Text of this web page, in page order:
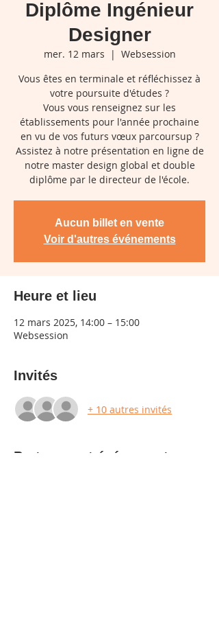
Diplôme Ingénieur
Designer
mer. 12 mars
  |
Websession
Vous êtes en terminale et réfléchissez à
votre poursuite d'études ?
Vous vous renseignez sur les
établissements pour l'année prochaine
en vu de vos futurs vœux parcoursup ?
Assistez à notre présentation en ligne de
notre master design global et double
diplôme par le directeur de l'école.
Aucun billet en vente
Voir d'autres événements
Heure et lieu
12 mars 2025, 14:00 – 15:00
Websession
Invités
+ 10 autres invités
Partager cet événement